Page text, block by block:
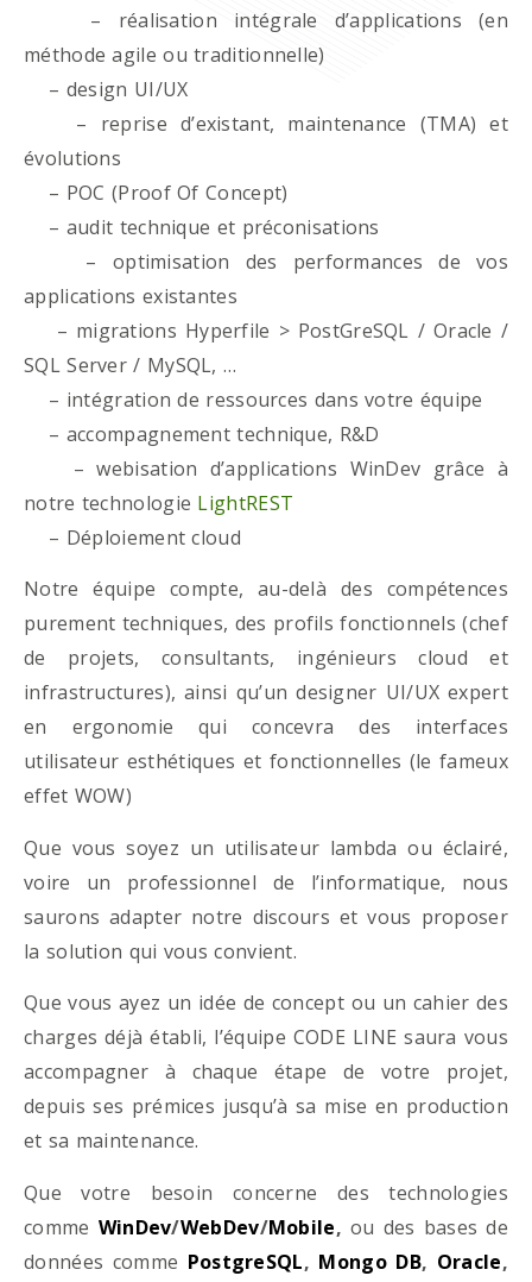
– réalisation intégrale d’applications (en
méthode agile ou traditionnelle)
– design UI/UX
– reprise d’existant, maintenance (TMA) et
évolutions
– POC (Proof Of Concept)
– audit technique et préconisations
– optimisation des performances de vos
applications existantes
– migrations Hyperfile > PostGreSQL / Oracle /
SQL Server / MySQL, …
– intégration de ressources dans votre équipe
– accompagnement technique, R&D
– webisation d’applications WinDev grâce à
notre technologie LightREST
– Déploiement cloud
Notre équipe compte, au-delà des compétences
purement techniques, des profils fonctionnels (chef
de projets, consultants, ingénieurs cloud et
infrastructures), ainsi qu’un designer UI/UX expert
en ergonomie qui concevra des interfaces
utilisateur esthétiques et fonctionnelles (le fameux
effet WOW)
Que vous soyez un utilisateur lambda ou éclairé,
voire un professionnel de l’informatique, nous
saurons adapter notre discours et vous proposer
la solution qui vous convient.
Que vous ayez un idée de concept ou un cahier des
charges déjà établi, l’équipe CODE LINE saura vous
accompagner à chaque étape de votre projet,
depuis ses prémices jusqu’à sa mise en production
et sa maintenance.
Que votre besoin concerne des technologies
comme WinDev/WebDev/Mobile, ou des bases de
données comme PostgreSQL, Mongo DB, Oracle,